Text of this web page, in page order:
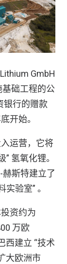
GmbH
基础工程的公
银行的赠款
开始。
运营，它将
氢氧化锂。
赫斯特建立了
验室” 。
资约为
万欧
西建立 “技术
大欧洲市